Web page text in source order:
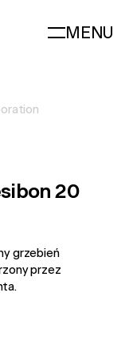
MENU
20
grzebień
przez